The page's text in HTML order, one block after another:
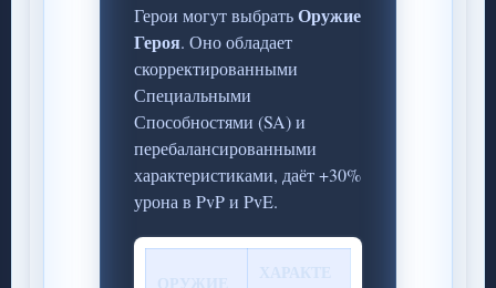
Герои могут выбратьОружие
Героя. Оно обладает
скорректированными
Специальными
Способностями (SA) и
перебалансированными
характеристиками, даёт +30%
урона в PvP и PvE.